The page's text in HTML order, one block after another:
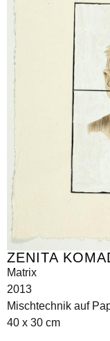
ZENITA
Matrix
2013
Mischtechnik auf
40 x 30 cm